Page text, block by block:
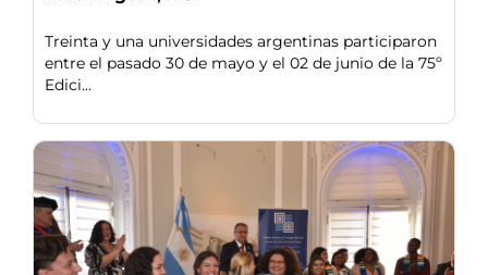
Treinta y una universidades argentinas participaron
entre el pasado 30 de mayo y el 02 de junio de la 75º
Edici...